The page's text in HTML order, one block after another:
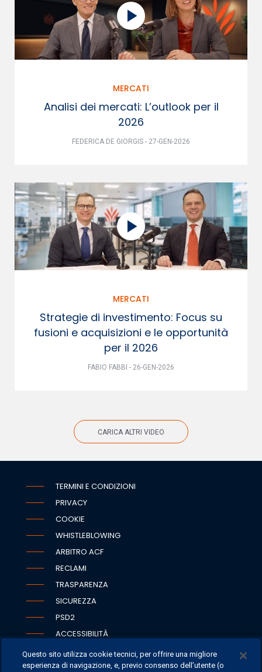
MERCATI
Analisi dei mercati: L’outlook per il
2026
FEDERICA DE GIORGIS - 27-GEN-2026
MERCATI
Strategie di investimento: Focus su
fusioni e acquisizioni e le opportunità
per il 2026
FABIO FABBI - 26-GEN-2026
CARICA ALTRI VIDEO
TERMINI E CONDIZIONI
PRIVACY
COOKIE
WHISTLEBLOWING
ARBITRO ACF
RECLAMI
TRASPARENZA
SICUREZZA
PSD2
ACCESSIBILITÀ
Questo sito utilizza cookie tecnici, per offrire una migliore
esperienza di navigazione, e, previo consenso dell’utente (o